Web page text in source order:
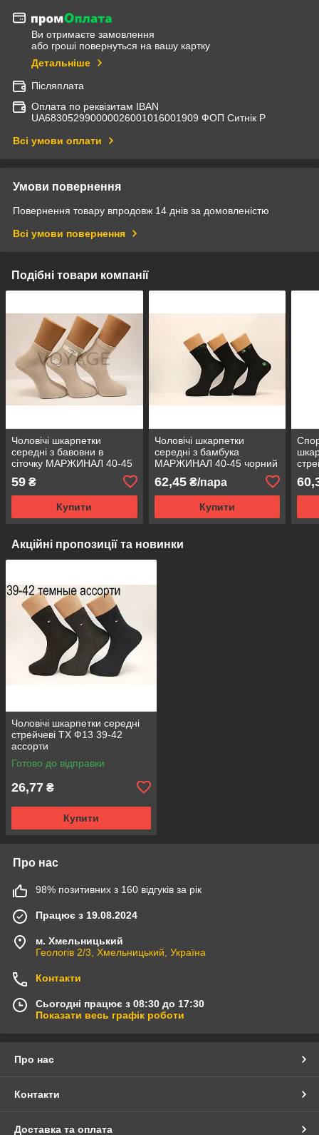
Ви отримаєте замовлення
або гроші повернуться на вашу картку
Детальніше
Післяплата
Оплата по реквізитам IBAN
UА683052990000026001016001909 ФОП Ситнік Р
Всі умови оплати
Умови повернення
Повернення товару впродовж 14 днів за домовленістю
Всі умови повернення
Подібні товари компанії
Чоловічі шкарпетки
середні з бавовни в
сіточку МАРЖИНАЛ 40-45
59 ₴
Купити
Чоловічі шкарпетки
середні з бамбука
МАРЖИНАЛ 40-45 чорний
62,45₴/пара
Купити
Акційні пропозиції та новинки
Чоловічі шкарпетки середні
стрейчеві ТХ Ф13 39-42
ассорти
Готово до відправки
26,77 ₴
Купити
Про нас
98% позитивних з 160 відгуків за рік
Працює з 19.08.2024
м. Хмельницький
Геологів 2/3, Хмельницький, Україна
Контакти
Сьогодні працює з 08:30 до 17:30
Показати весь графік роботи
Про нас
Контакти
Доставка та оплата